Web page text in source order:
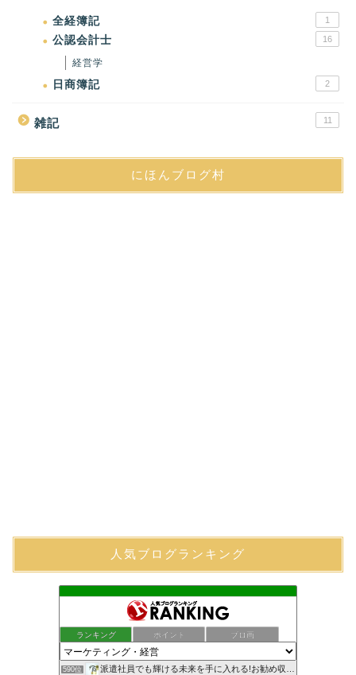
全経簿記 1
公認会計士 16
経営学
日商簿記 2
雑記 11
にほんブログ村
人気ブログランキング
ランキング ポイント ブロ画
590位 派遣社員でも輝ける未来を手に入れる!お勧め収入確保術！